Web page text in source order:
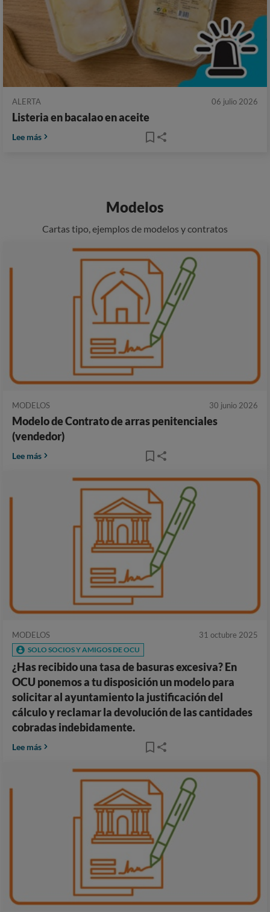
ALERTA 06 julio 2026
Listeria en bacalao en aceite
Lee más
Modelos
Cartas tipo, ejemplos de modelos y contratos
MODELOS 30 junio 2026
Modelo de Contrato de arras penitenciales
(vendedor)
Lee más
MODELOS 31 octubre 2025
SOLO SOCIOS Y AMIGOS DE OCU
¿Has recibido una tasa de basuras excesiva? En
OCU ponemos a tu disposición un modelo para
solicitar al ayuntamiento la justificación del
cálculo y reclamar la devolución de las cantidades
cobradas indebidamente.
Lee más